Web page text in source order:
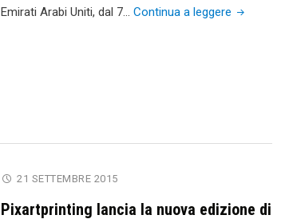
Emirati Arabi Uniti, dal 7… Continua a leggere "Arriva
beverage
21 SETTEMBRE 2015
Pixartprinting lancia la nuova edizione di